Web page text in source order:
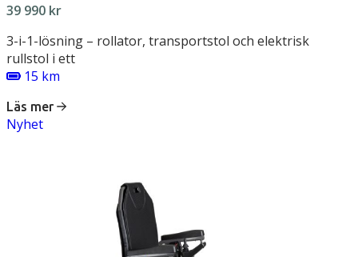
39 990 kr
3-i-1-lösning – rollator, transportstol och elektrisk
rullstol i ett
15 km
Läs mer
Nyhet